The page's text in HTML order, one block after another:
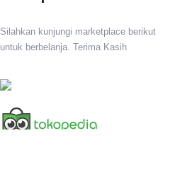
Silahkan kunjungi marketplace berikut
untuk berbelanja. Terima Kasih